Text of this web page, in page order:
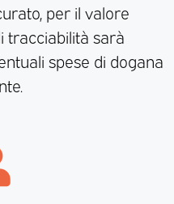
per il valore
tracciabilità sarà
spese di dogana